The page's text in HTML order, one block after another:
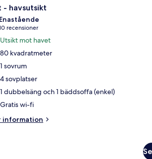
- havsutsikt
av 10
Enastående
recensioner
recensioner)
Utsikt mot havet
80 kvadratmeter
1 sovrum
4 sovplatser
1 dubbelsäng och 1 bäddsoffa (enkel)
Gratis wi-fi
information